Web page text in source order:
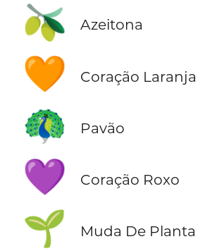
🫒 Azeitona
🧡 Coração Laranja
🦚 Pavão
💜 Coração Roxo
🌱 Muda De Planta